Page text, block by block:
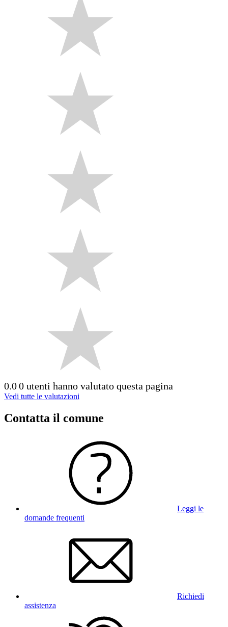
0.00 utenti hanno valutato questa pagina
Vedi tutte le valutazioni
Contatta il comune
Leggi le
domande frequenti
Richiedi
assistenza